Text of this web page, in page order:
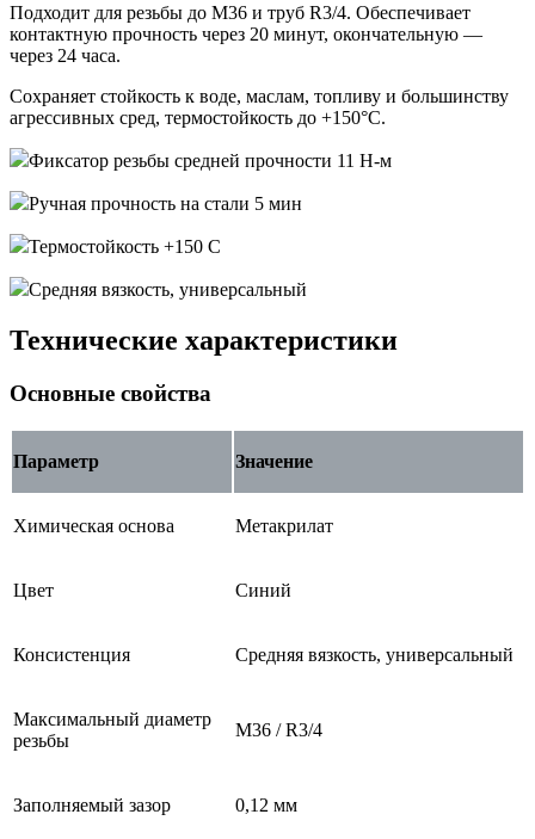
Подходит для резьбы до M36 и труб R3/4. Обеспечивает
контактную прочность через 20 минут, окончательную —
через 24 часа.
Сохраняет стойкость к воде, маслам, топливу и большинству
агрессивных сред, термостойкость до +150°C.
Фиксатор резьбы средней прочности 11 Н-м
Ручная прочность на стали 5 мин
Термостойкость +150 С
Средняя вязкость, универсальный
Технические характеристики
Основные свойства
Параметр Значение
Химическая основа Метакрилат
Цвет Синий
Консистенция Средняя вязкость, универсальный
Максимальный диаметр
резьбы
M36 / R3/4
Заполняемый зазор 0,12 мм